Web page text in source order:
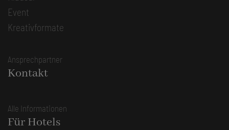
Event
Kreativformate
Ansprechpartner
Kontakt
Alle Informationen
Für Hotels